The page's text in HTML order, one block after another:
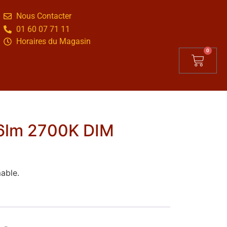
Nous Contacter
01 60 07 71 11
Horaires du Magasin
0
2700K DIM